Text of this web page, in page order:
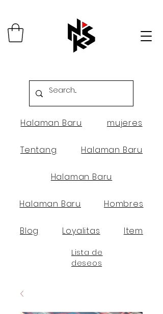
Halaman Baru mujeres
Tentang Halaman Baru
Halaman Baru
Halaman Baru Hombres
Blog Loyalitas Item
Lista de
deseos